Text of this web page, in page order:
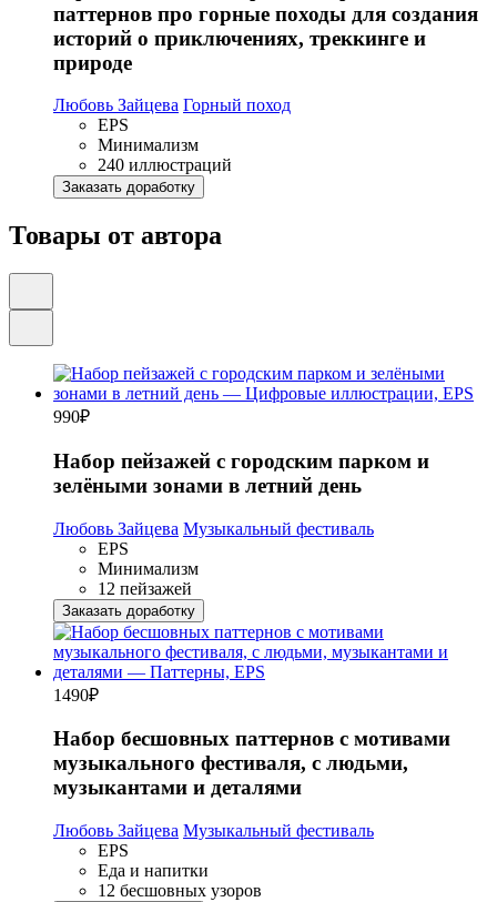
паттернов про горные походы для создания
историй о приключениях, треккинге и
природе
Любовь Зайцева Горный поход
EPS
Минимализм
240 иллюстраций
Заказать доработку
Товары от автора
990₽
Набор пейзажей с городским парком и
зелёными зонами в летний день
Любовь Зайцева Музыкальный фестиваль
EPS
Минимализм
12 пейзажей
Заказать доработку
1490₽
Набор бесшовных паттернов с мотивами
музыкального фестиваля, с людьми,
музыкантами и деталями
Любовь Зайцева Музыкальный фестиваль
EPS
Еда и напитки
12 бесшовных узоров